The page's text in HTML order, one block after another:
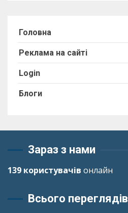
Головна
Реклама на сайті
Login
Блоги
Зараз з нами
139 користувачів онлайн
Всього переглядів